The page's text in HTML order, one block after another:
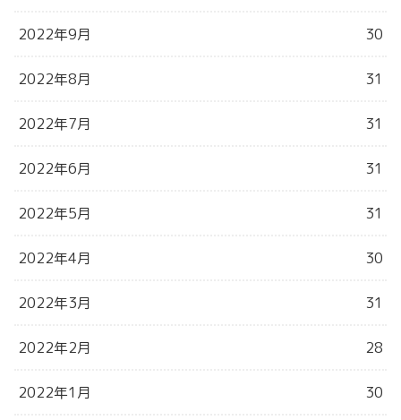
2022年9月 30
2022年8月 31
2022年7月 31
2022年6月 31
2022年5月 31
2022年4月 30
2022年3月 31
2022年2月 28
2022年1月 30